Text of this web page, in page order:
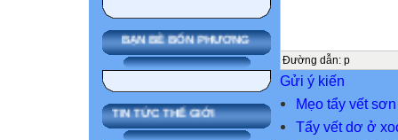
BẠN BÈ BỐN PHƯƠNG
TIN TỨC THẾ GIỚI
Đường dẫn: p
Gửi ý kiến
Mẹo tẩy vết
Tẩy vết dơ ở